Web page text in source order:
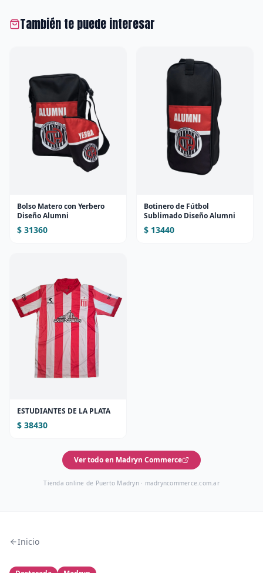
También te puede interesar
Bolso Matero con Yerbero
Diseño Alumni
$ 31360
Botinero de Fútbol
Sublimado Diseño Alumni
$ 13440
ESTUDIANTES DE LA PLATA
$ 38430
Ver todo en Madryn Commerce
Tienda online de Puerto Madryn · madryncommerce.com.ar
Inicio